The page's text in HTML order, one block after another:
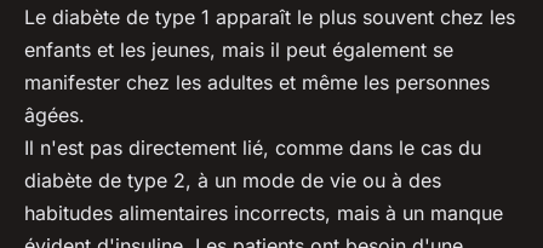
Le diabète de type 1 apparaît le plus souvent chez les
enfants et les jeunes, mais il peut également se
manifester chez les adultes et même les personnes
âgées.
Il n'est pas directement lié, comme dans le cas du
diabète de type 2, à un mode de vie ou à des
habitudes alimentaires incorrects, mais à un manque